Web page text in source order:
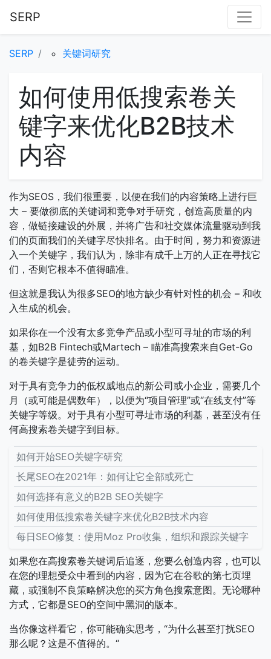
SERP
SERP 关键词研究
如何使用低搜索卷关
键字来优化B2B技术
内容
作为SEOS，我们很重要，以便在我们的内容策略上进行巨
大 – 要做彻底的关键词和竞争对手研究，创造高质量的内
容，做链接建设的外展，并将广告和社交媒体流量驱动到我
们的页面我们的关键字尽快排名。由于时间，努力和资源进
入一个关键字，我们认为，除非有成千上万的人正在寻找它
们，否则它根本不值得瞄准。
但这就是我认为很多SEO的地方缺少有针对性的机会 – 和收
入生成的机会。
如果你在一个没有太多竞争产品或小型可寻址的市场的利
基，如B2B Fintech或Martech – 瞄准高搜索来自Get-Go
的卷关键字是徒劳的运动。
对于具有竞争力的低权威地点的新公司或小企业，需要几个
月（或可能是偶数年），以便为“项目管理”或“在线支付”等
关键字等级。对于具有小型可寻址市场的利基，甚至没有任
何高搜索卷关键字到目标。
如何开始SEO关键字研究
长尾SEO在2021年：如何让它全部或死亡
如何选择有意义的B2B SEO关键字
如何使用低搜索卷关键字来优化B2B技术内容
每日SEO修复：使用Moz Pro收集，组织和跟踪关键字
如果您在高搜索卷关键词后追逐，您要么创造内容，也可以
在您的理想受众中看到的内容，因为它在谷歌的第七页埋
藏，或强制不良策略解决您的买方角色搜索意图。无论哪种
方式，它都是SEO的空间中黑洞的版本。
当你像这样看它，你可能确实思考，“为什么甚至打扰SEO
那么呢？这是不值得的。“